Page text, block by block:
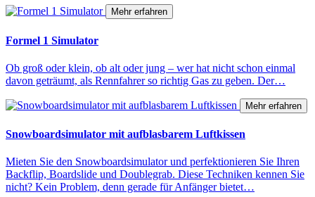
Mehr erfahren
Formel 1 Simulator
Ob groß oder klein, ob alt oder jung – wer hat nicht schon einmal
davon geträumt, als Rennfahrer so richtig Gas zu geben. Der…
Mehr erfahren
Snowboardsimulator mit aufblasbarem Luftkissen
Mieten Sie den Snowboardsimulator und perfektionieren Sie Ihren
Backflip, Boardslide und Doublegrab. Diese Techniken kennen Sie
nicht? Kein Problem, denn gerade für Anfänger bietet…